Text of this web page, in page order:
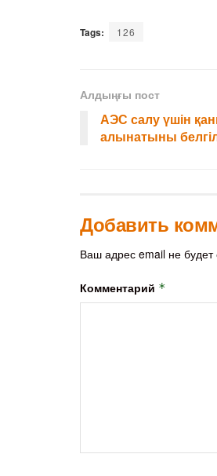
Tags: 126
Алдыңғы пост
АЭС салу үшін
алынатыны
Добавить
Ваш адрес email не будет
Комментарий *